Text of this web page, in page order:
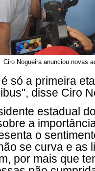
Ciro Nogueira anunciou novas
só a primeira
disse Ciro
estadual
a
o
se curva e as
por mais que